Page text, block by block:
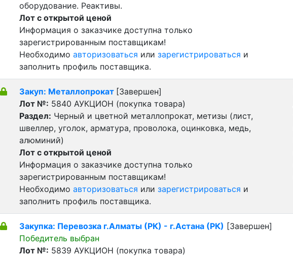
оборудование. Реактивы.
Лот с открытой ценой
Информация о заказчике доступна только
зарегистрированным поставщикам!
Необходимо авторизоваться или зарегистрироваться и
заполнить профиль поставщика.
Закуп: Металлопрокат [Завершен]
Лот №: 5840 АУКЦИОН (покупка товара)
Раздел: Черный и цветной металлопрокат, метизы (лист,
швеллер, уголок, арматура, проволока, оцинковка, медь,
алюминий)
Лот с открытой ценой
Информация о заказчике доступна только
зарегистрированным поставщикам!
Необходимо авторизоваться или зарегистрироваться и
заполнить профиль поставщика.
Закупка: Перевозка г.Алматы (РК) - г.Астана (РК) [Завершен]
Победитель выбран
Лот №: 5839 АУКЦИОН (покупка товара)